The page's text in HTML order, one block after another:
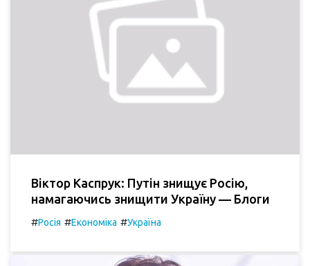
Віктор Каспрук: Путін знищує Росію,
намагаючись знищити Україну — Блоги
#Росія #Економіка #Україна